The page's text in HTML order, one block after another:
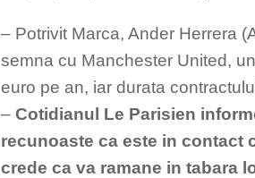
– Potrivit Marca, Ander Herrera
semna cu Manchester United,
euro pe an, iar durata
– Cotidianul Le Parisien
recunoaste ca este in contact
crede ca va ramane in tabara